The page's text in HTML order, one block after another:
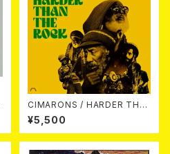
CIMARONS / HARDER THA
¥5,500